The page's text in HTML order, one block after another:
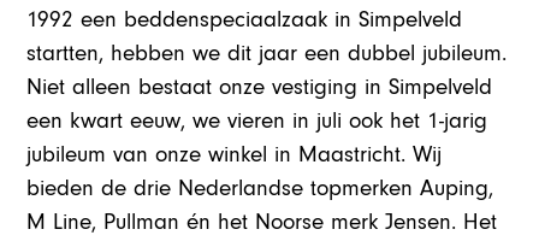
1992 een beddenspeciaalzaak in Simpelveld
startten, hebben we dit jaar een dubbel jubileum.
Niet alleen bestaat onze vestiging in Simpelveld
een kwart eeuw, we vieren in juli ook het 1-jarig
jubileum van onze winkel in Maastricht. Wij
bieden de drie Nederlandse topmerken Auping,
M Line, Pullman én het Noorse merk Jensen. Het